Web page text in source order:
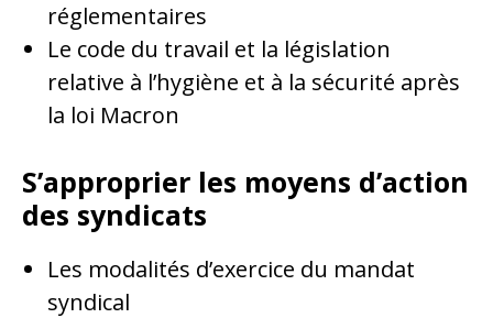
réglementaires
Le code du travail et la législation
relative à l’hygiène et à la sécurité après
la loi Macron
S’approprier les moyens d’action
des syndicats
Les modalités d’exercice du mandat
syndical